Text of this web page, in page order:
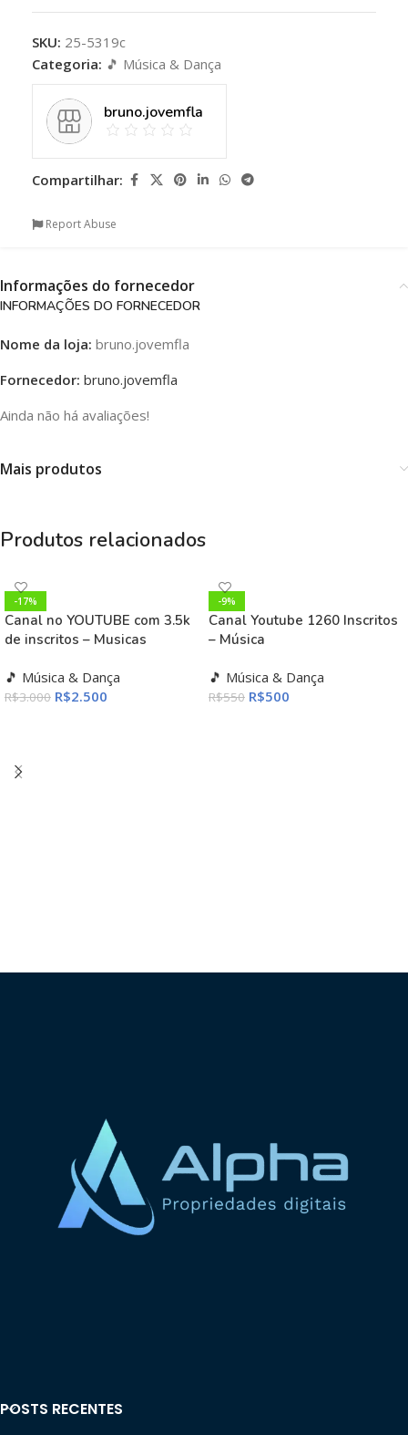
SKU: 25-5319c
Categoria: 🎵 Música & Dança
bruno.jovemfla
Compartilhar:
Report Abuse
Informações do fornecedor
INFORMAÇÕES DO FORNECEDOR
Nome da loja: bruno.jovemfla
Fornecedor: bruno.jovemfla
Ainda não há avaliações!
Mais produtos
Produtos relacionados
-17%
Canal no YOUTUBE com 3.5k
de inscritos – Musicas
🎵 Música & Dança
R$3.000 R$2.500
-9%
Canal Youtube 1260 Inscritos
– Música
🎵 Música & Dança
R$550 R$500
POSTS RECENTES